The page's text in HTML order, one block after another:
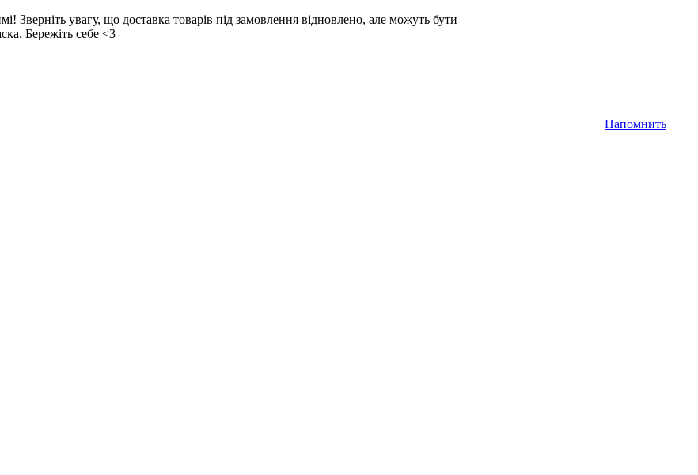
увагу, що доставка товарів під замовлення відновлено, але можуть бути
Бережіть себе <3
Напомнить